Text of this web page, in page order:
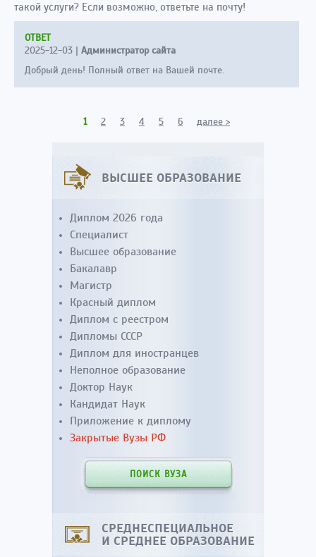
такой услуги? Если возможно, ответьте на почту!
ОТВЕТ
2025-12-03 | Администратор сайта
Добрый день! Полный ответ на Вашей почте.
1 2 3 4 5 6 далее >
ВЫСШЕЕ ОБРАЗОВАНИЕ
Диплом 2026 года
Специалист
Высшее образование
Бакалавр
Магистр
Красный диплом
Диплом с реестром
Дипломы СССР
Диплом для иностранцев
Неполное образование
Доктор Наук
Кандидат Наук
Приложение к диплому
Закрытые Вузы РФ
ПОИСК ВУЗА
СРЕДНЕСПЕЦИАЛЬНОЕ
И СРЕДНЕЕ ОБРАЗОВАНИЕ